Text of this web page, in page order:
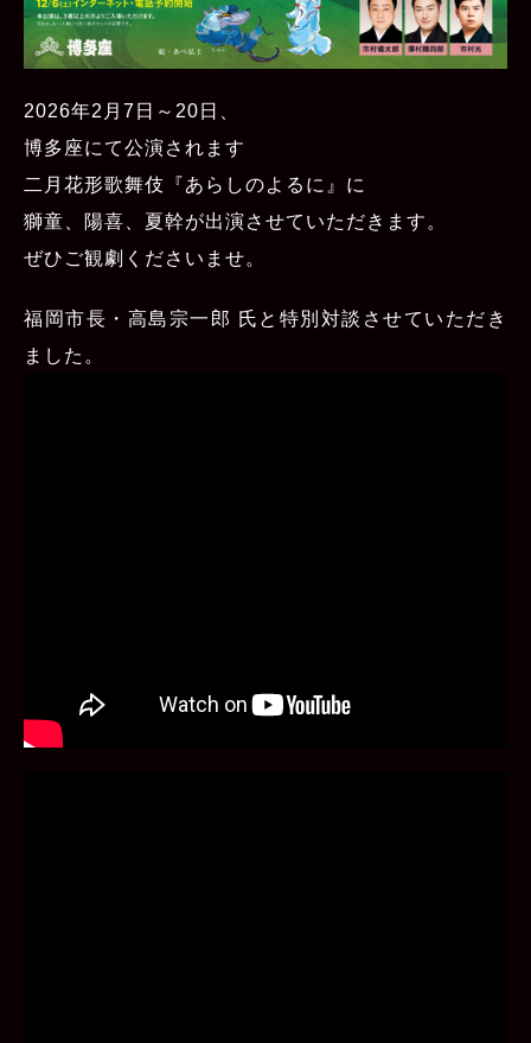
2026年2月7日～20日、
博多座にて公演されます
二月花形歌舞伎『あらしのよるに』に
獅童、陽喜、夏幹が出演させていただきます。
ぜひご観劇くださいませ。
福岡市長・高島宗一郎 氏と特別対談させていただき
ました。